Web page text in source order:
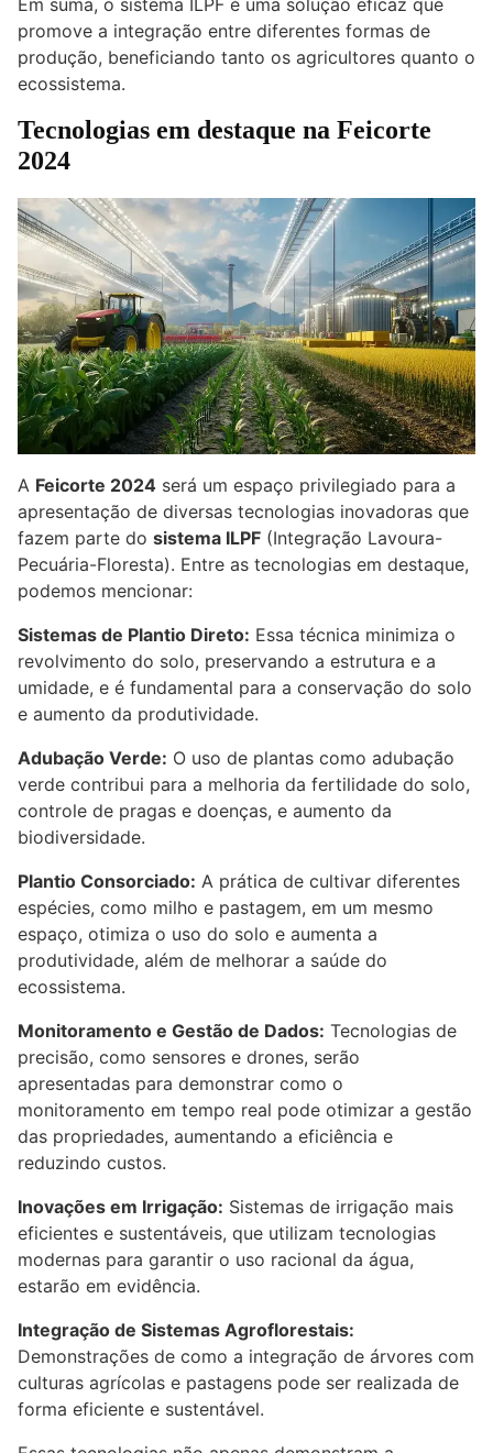
Em suma, o sistema ILPF é uma solução eficaz que
promove a integração entre diferentes formas de
produção, beneficiando tanto os agricultores quanto o
ecossistema.
Tecnologias em destaque na Feicorte
2024
A Feicorte 2024 será um espaço privilegiado para a
apresentação de diversas tecnologias inovadoras que
fazem parte do sistema ILPF (Integração Lavoura-
Pecuária-Floresta). Entre as tecnologias em destaque,
podemos mencionar:
Sistemas de Plantio Direto: Essa técnica minimiza o
revolvimento do solo, preservando a estrutura e a
umidade, e é fundamental para a conservação do solo
e aumento da produtividade.
Adubação Verde: O uso de plantas como adubação
verde contribui para a melhoria da fertilidade do solo,
controle de pragas e doenças, e aumento da
biodiversidade.
Plantio Consorciado: A prática de cultivar diferentes
espécies, como milho e pastagem, em um mesmo
espaço, otimiza o uso do solo e aumenta a
produtividade, além de melhorar a saúde do
ecossistema.
Monitoramento e Gestão de Dados: Tecnologias de
precisão, como sensores e drones, serão
apresentadas para demonstrar como o
monitoramento em tempo real pode otimizar a gestão
das propriedades, aumentando a eficiência e
reduzindo custos.
Inovações em Irrigação: Sistemas de irrigação mais
eficientes e sustentáveis, que utilizam tecnologias
modernas para garantir o uso racional da água,
estarão em evidência.
Integração de Sistemas Agroflorestais:
Demonstrações de como a integração de árvores com
culturas agrícolas e pastagens pode ser realizada de
forma eficiente e sustentável.